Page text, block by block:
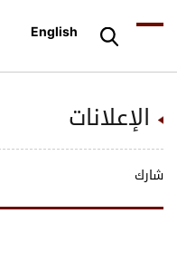
English
الإعلانات
شارك